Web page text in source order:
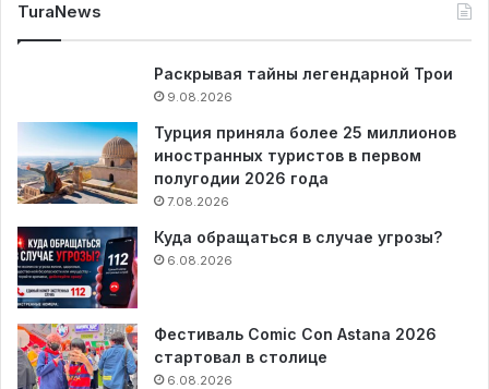
TuraNews
Раскрывая тайны легендарной Трои
9.08.2026
Турция приняла более 25 миллионов
иностранных туристов в первом
полугодии 2026 года
7.08.2026
Куда обращаться в случае угрозы?
6.08.2026
Фестиваль Comic Con Astana 2026
стартовал в столице
6.08.2026